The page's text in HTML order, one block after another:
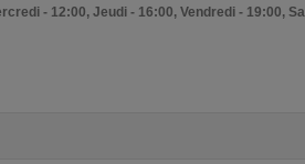
- 12:00, Jeudi - 16:00, Vendredi - 19:00,